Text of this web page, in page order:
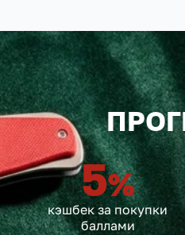
5%
кэшбек за покупки
баллами